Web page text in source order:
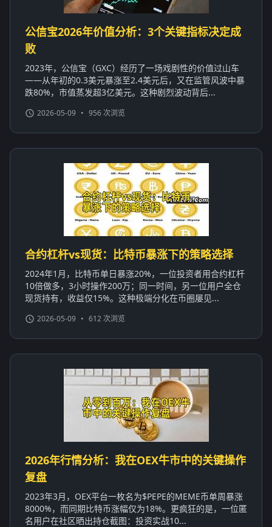
公信宝2026年价值分析：3个关键指标决定成
败
2023年，公信宝（GXC）经历了一场戏剧性的价值过山车
——从年初的0.3美元暴涨至2.4美元后，又在监管风波中暴
跌80%，市值蒸发超3亿美元。这种剧烈波动背后...
2026-05-09 • 956 次浏览
合约杠杆vs现货：比特币暴涨下的策略选择
2024年1月，比特币单日暴涨20%，一位投资者用合约杠杆
10倍做多，3小时操作200万；同一时间，另一位用户全仓
现货持有，收益仅15%。这种极端分化在币圈屡见...
2026-05-09 • 612 次浏览
2026年行情分析：我在OEX牛市中的关键操作
复盘
2023年3月，OEX平台一枚名为$PEPE的MEME币单周暴涨
8000%，而同期比特币涨幅仅为18%。更疯狂的是，一位匿
名用户在社区晒出持仓截图：投资实战10...